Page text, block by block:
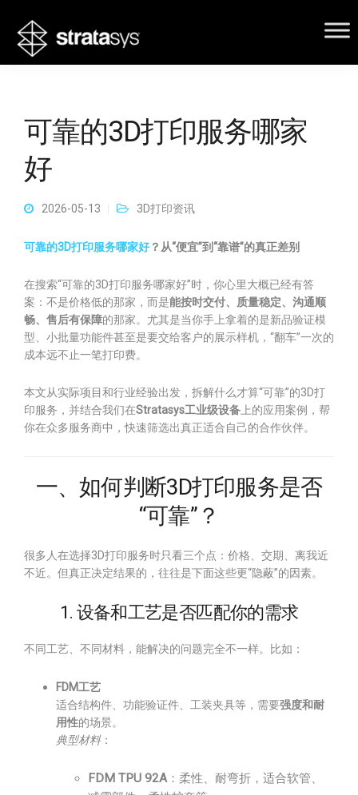
可靠的3D打印服务哪家
好
2026-05-13 3D打印资讯
可靠的3D打印服务哪家好 ？从“便宜”到“靠谱”的真正差别
在搜索“可靠的3D打印服务哪家好”时，你心里大概已经有答
案：不是价格低的那家，而是能按时交付、质量稳定、沟通顺
畅、售后有保障的那家。尤其是当你手上拿着的是新品验证模
型、小批量功能件甚至是要交给客户的展示样机，“翻车”一次的
成本远不止一笔打印费。
本文从实际项目和行业经验出发，拆解什么才算“可靠”的3D打
印服务，并结合我们在Stratasys工业级设备 上的应用案例，帮
你在众多服务商中，快速筛选出真正适合自己的合作伙伴。
一、如何判断3D打印服务是否
“可靠”？
很多人在选择3D打印服务时只看三个点：价格、交期、离我近
不近。但真正决定结果的，往往是下面这些更“隐蔽”的因素。
1. 设备和工艺是否匹配你的需求
不同工艺、不同材料，能解决的问题完全不一样。比如：
FDM工艺
适合结构件、功能验证件、工装夹具等，需要强度和耐
用性的场景。
典型材料：
FDM TPU 92A：柔性、耐弯折，适合软管、